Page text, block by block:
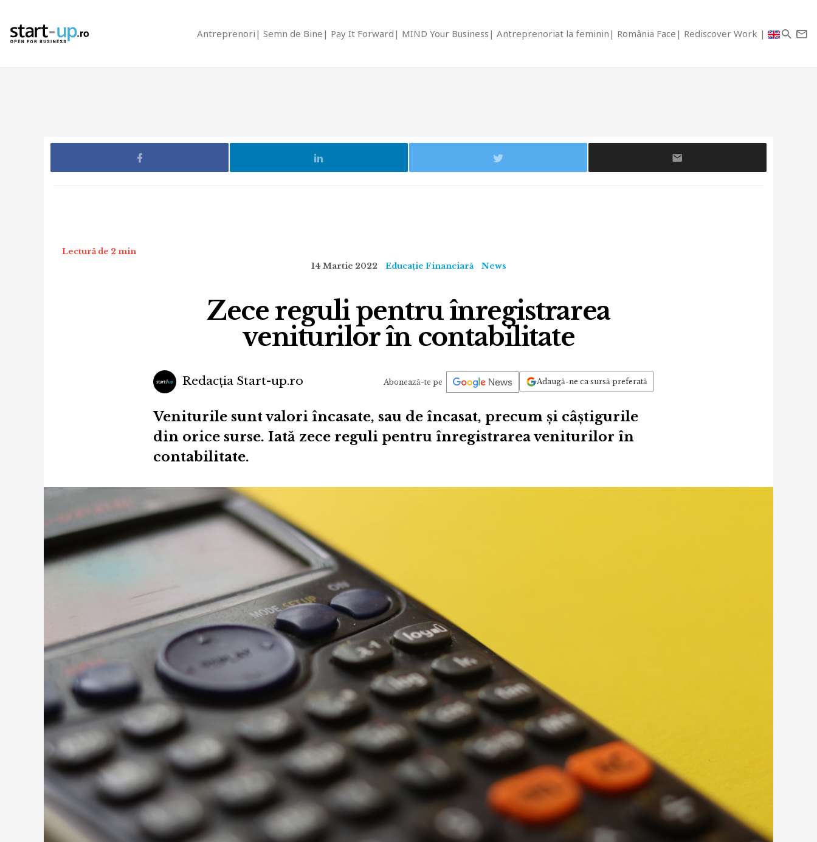
Antreprenori Semn de Bine Pay It Forward MIND Your Business Antreprenoriat la feminin România Face Rediscover Work
Lectură de 2 min
14 Martie 2022
Educație Financiară News
Zece reguli pentru înregistrarea
veniturilor în contabilitate
Redacția Start-up.ro Abonează-te pe Adaugă-ne ca sursă preferată
Veniturile sunt valori încasate, sau de încasat, precum și câștigurile
din orice surse. Iată zece reguli pentru înregistrarea veniturilor în
contabilitate.